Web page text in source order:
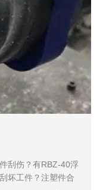
同样铣槽加工，别
适配各类铣槽加工